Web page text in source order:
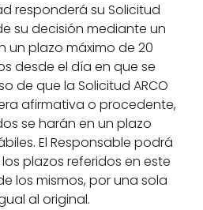
responderá su Solicitud
su decisión mediante un
un plazo máximo de 20
desde el día en que se
de que la Solicitud ARCO
afirmativa o procedente,
se harán en un plazo
El Responsable podrá
plazos referidos en este
los mismos, por una sola
al original.